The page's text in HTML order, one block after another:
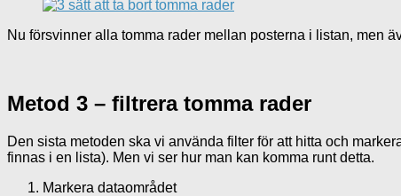
Nu försvinner alla tomma rader mellan posterna i listan, men
Metod 3 – filtrera tomma rader
Den sista metoden ska vi använda filter för att hitta och
finnas i en lista). Men vi ser hur man kan komma runt detta.
Markera dataområdet